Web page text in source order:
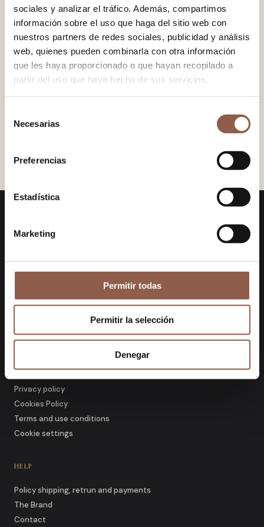
sociales y analizar el tráfico. Además, compartimos
información sobre el uso que haga del sitio web con
nuestros partners de redes sociales, publicidad y análisis
web, quienes pueden combinarla con otra información
que les haya proporcionado o que hayan recopilado a
partir del uso que haya hecho de sus servicios.
Necesarias
Preferencias
Estadística
Marketing
Permitir todas
Permitir la selección
Denegar
− ADD TO CART
Fan made of sipo wood, shaped like a petal with a silk ribbon.
Pom-pom detail with chain.
SIZE
KanelaFans
craftsmanship with contemporary
Privacy policy
Cookies Policy
Terms and use conditions
Cookie settings
HELP
Policy shipping, retrun and payments
The Brand
Contact